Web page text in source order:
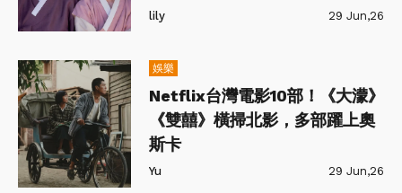
lily 29 Jun,26
娛樂
Netflix台灣電影10部！《大濛》
《雙囍》橫掃北影，多部躍上奧
斯卡
Yu 29 Jun,26